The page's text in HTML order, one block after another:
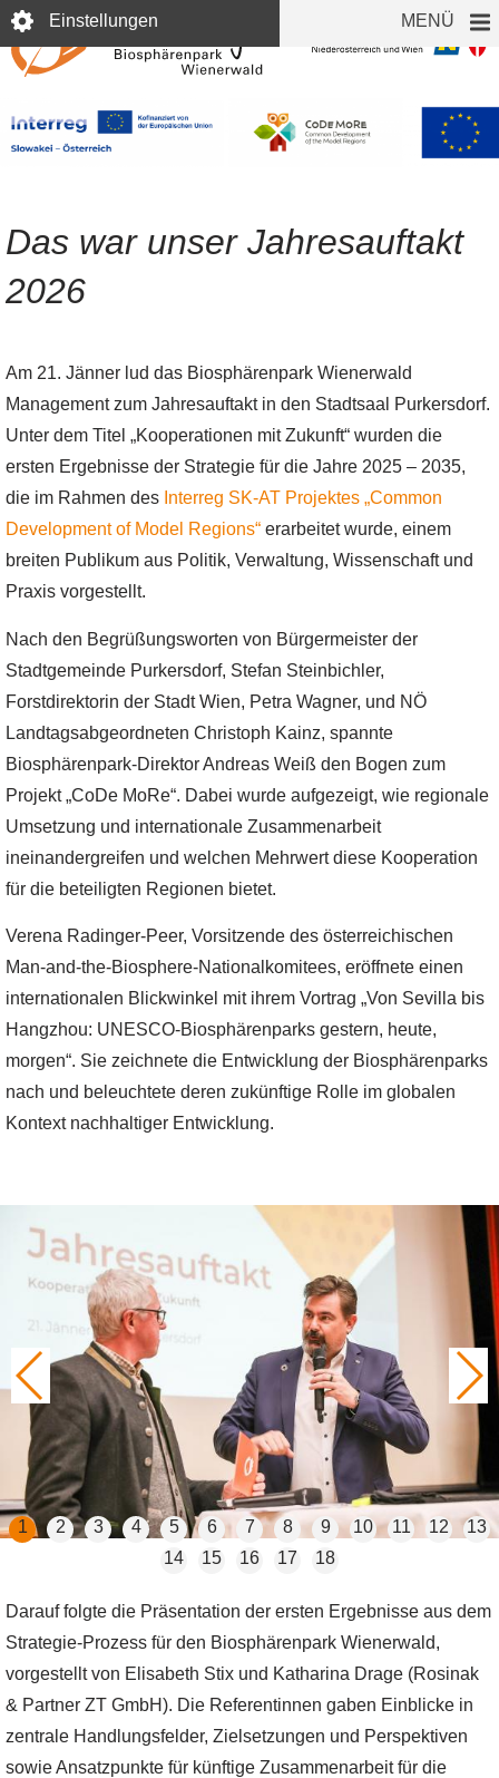
Direkt
zum
Inhalt
Einstellungen MENÜ
Das war unser Jahresauftakt
2026
Am 21. Jänner lud das Biosphärenpark Wienerwald
Management zum Jahresauftakt in den Stadtsaal Purkersdorf.
Unter dem Titel „Kooperationen mit Zukunft“ wurden die
ersten Ergebnisse der Strategie für die Jahre 2025 – 2035,
die im Rahmen des Interreg SK-AT Projektes „Common
Development of Model Regions“ erarbeitet wurde, einem
breiten Publikum aus Politik, Verwaltung, Wissenschaft und
Praxis vorgestellt.
Nach den Begrüßungsworten von Bürgermeister der
Stadtgemeinde Purkersdorf, Stefan Steinbichler,
Forstdirektorin der Stadt Wien, Petra Wagner, und NÖ
Landtagsabgeordneten Christoph Kainz, spannte
Biosphärenpark-Direktor Andreas Weiß den Bogen zum
Projekt „CoDe MoRe“. Dabei wurde aufgezeigt, wie regionale
Umsetzung und internationale Zusammenarbeit
ineinandergreifen und welchen Mehrwert diese Kooperation
für die beteiligten Regionen bietet.
Verena Radinger-Peer, Vorsitzende des österreichischen
Man-and-the-Biosphere-Nationalkomitees, eröffnete einen
internationalen Blickwinkel mit ihrem Vortrag „Von Sevilla bis
Hangzhou: UNESCO-Biosphärenparks gestern, heute,
morgen“. Sie zeichnete die Entwicklung der Biosphärenparks
nach und beleuchtete deren zukünftige Rolle im globalen
Kontext nachhaltiger Entwicklung.
1 2 3 4 5 6 7 8 9 10 11 12
13
14
15 16 17 18
Darauf folgte die Präsentation der ersten Ergebnisse aus dem
Strategie-Prozess für den Biosphärenpark Wienerwald,
vorgestellt von Elisabeth Stix und Katharina Drage (Rosinak
& Partner ZT GmbH). Die Referentinnen gaben Einblicke in
zentrale Handlungsfelder, Zielsetzungen und Perspektiven
sowie Ansatzpunkte für künftige Zusammenarbeit für die